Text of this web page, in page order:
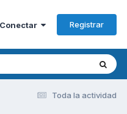
Registrar
Toda la actividad